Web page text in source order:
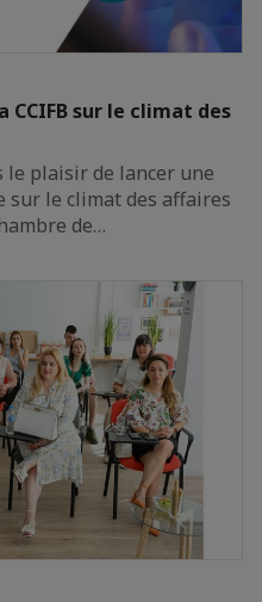
sur le climat des
le plaisir de lancer une
sur le climat des affaires
de…